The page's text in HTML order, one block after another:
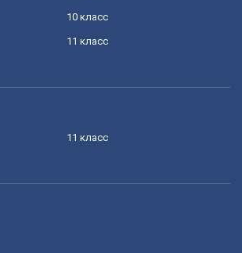
10 класс
11 класс
11 класс